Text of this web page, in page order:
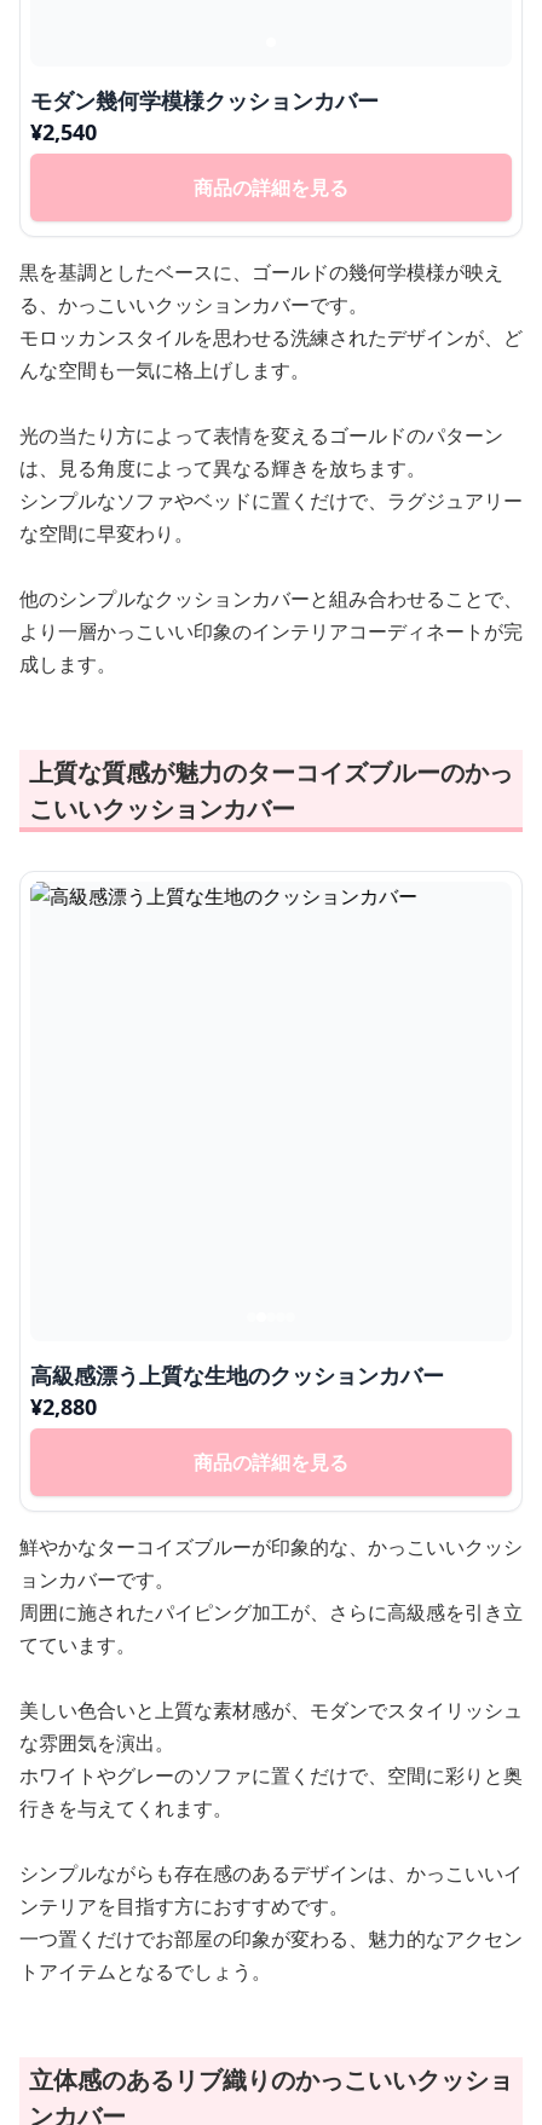
モダン幾何学模様クッションカバー
¥2,540
商品の詳細を見る
黒を基調としたベースに、ゴールドの幾何学模様が映え
る、かっこいいクッションカバーです。
モロッカンスタイルを思わせる洗練されたデザインが、ど
んな空間も一気に格上げします。
光の当たり方によって表情を変えるゴールドのパターン
は、見る角度によって異なる輝きを放ちます。
シンプルなソファやベッドに置くだけで、ラグジュアリー
な空間に早変わり。
他のシンプルなクッションカバーと組み合わせることで、
より一層かっこいい印象のインテリアコーディネートが完
成します。
上質な質感が魅力のターコイズブルーのかっ
こいいクッションカバー
高級感漂う上質な生地のクッションカバー
¥2,880
商品の詳細を見る
鮮やかなターコイズブルーが印象的な、かっこいいクッシ
ョンカバーです。
周囲に施されたパイピング加工が、さらに高級感を引き立
てています。
美しい色合いと上質な素材感が、モダンでスタイリッシュ
な雰囲気を演出。
ホワイトやグレーのソファに置くだけで、空間に彩りと奥
行きを与えてくれます。
シンプルながらも存在感のあるデザインは、かっこいいイ
ンテリアを目指す方におすすめです。
一つ置くだけでお部屋の印象が変わる、魅力的なアクセン
トアイテムとなるでしょう。
立体感のあるリブ織りのかっこいいクッショ
ンカバー